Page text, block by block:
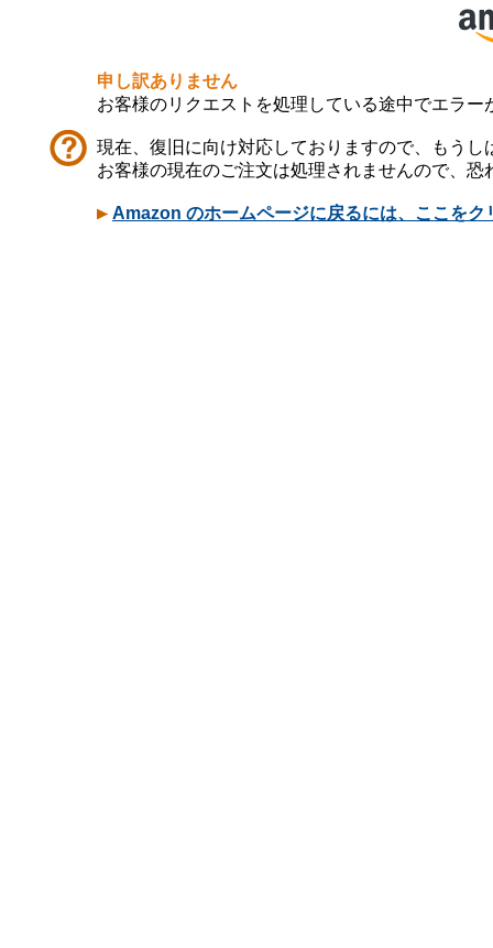
申し訳ありません
お客様のリクエストを処理している途中でエラー
現在、復旧に向け対応しておりますので、もうし
お客様の現在のご注文は処理されませんので、
Amazon のホームページに戻るには、ここをク